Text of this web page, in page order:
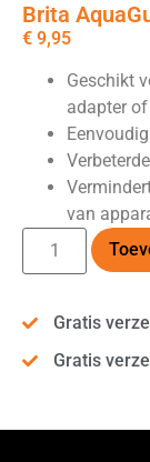
Brita
€ 9,95
Geschikt
adapter
van
Gratis
Gratis